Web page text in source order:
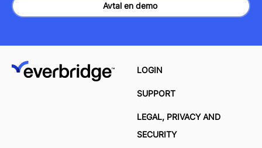
Avtal en demo
LOGIN
SUPPORT
LEGAL, PRIVACY AND
SECURITY